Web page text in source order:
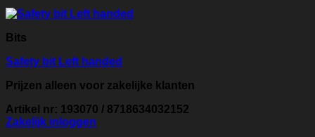
Bits
Safety bit Left handed
Prijzen alleen voor zakelijke klanten
Artikel nr: 193070 / 8718634032152
Zakelijk inloggen